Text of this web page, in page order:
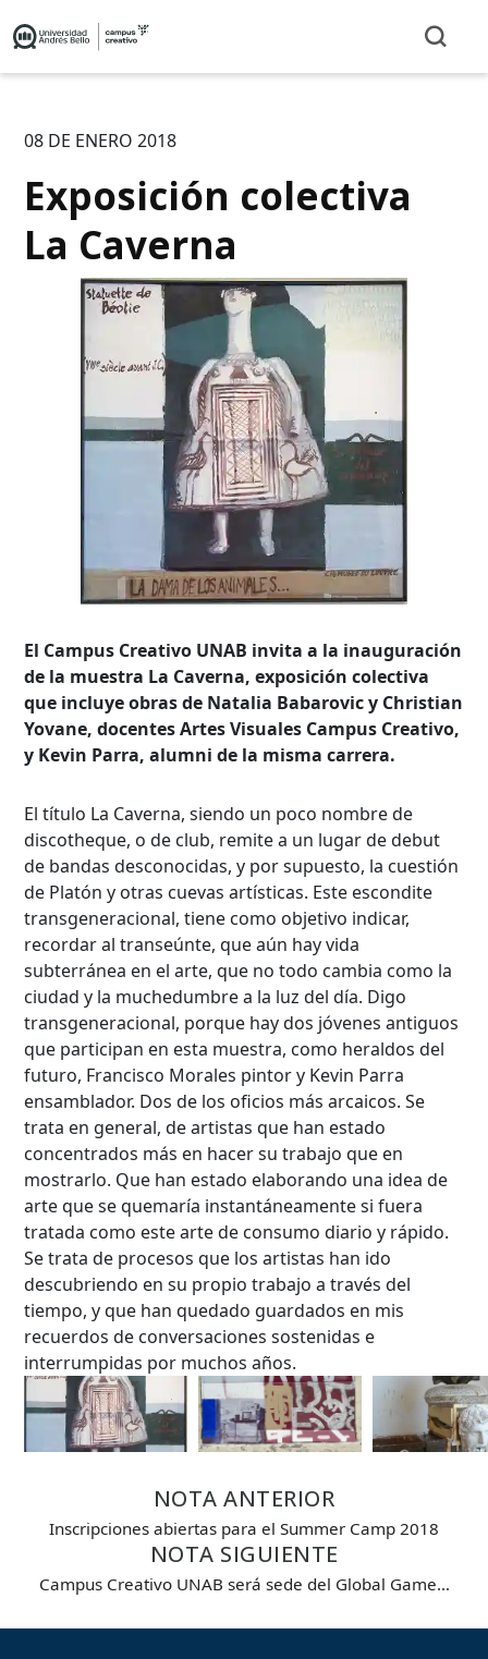
08 DE ENERO 2018
Exposición colectiva
La Caverna
El Campus Creativo UNAB invita a la inauguración
de la muestra La Caverna, exposición colectiva
que incluye obras de Natalia Babarovic y Christian
Yovane, docentes Artes Visuales Campus Creativo,
y Kevin Parra, alumni de la misma carrera.
El título La Caverna, siendo un poco nombre de
discotheque, o de club, remite a un lugar de debut
de bandas desconocidas, y por supuesto, la cuestión
de Platón y otras cuevas artísticas. Este escondite
transgeneracional, tiene como objetivo indicar,
recordar al transeúnte, que aún hay vida
subterránea en el arte, que no todo cambia como la
ciudad y la muchedumbre a la luz del día. Digo
transgeneracional, porque hay dos jóvenes antiguos
que participan en esta muestra, como heraldos del
futuro, Francisco Morales pintor y Kevin Parra
ensamblador. Dos de los oficios más arcaicos. Se
trata en general, de artistas que han estado
concentrados más en hacer su trabajo que en
mostrarlo. Que han estado elaborando una idea de
arte que se quemaría instantáneamente si fuera
tratada como este arte de consumo diario y rápido.
Se trata de procesos que los artistas han ido
descubriendo en su propio trabajo a través del
tiempo, y que han quedado guardados en mis
recuerdos de conversaciones sostenidas e
interrumpidas por muchos años.
NOTA ANTERIOR
Inscripciones abiertas para el Summer Camp 2018
NOTA SIGUIENTE
Campus Creativo UNAB será sede del Global Game…